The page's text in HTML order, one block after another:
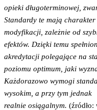
opieki długoterminowej,
Standardy te mają
modyfikacji, zależnie od
efektów. Dzięki temu
akredytacji polegające na
poziomu optimum, jaki
Każdorazowo wymogi
wysokim, a przy tym jednak
realnie osiągalnym.